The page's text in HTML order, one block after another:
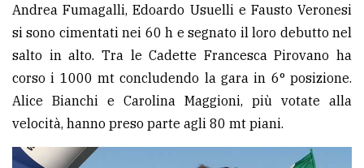
Andrea Fumagalli, Edoardo Usuelli e Fausto Veronesi
si sono cimentati nei 60 h e segnato il loro debutto nel
salto in alto. Tra le Cadette Francesca Pirovano ha
corso i 1000 mt concludendo la gara in 6° posizione.
Alice Bianchi e Carolina Maggioni, più votate alla
velocità, hanno preso parte agli 80 mt piani.